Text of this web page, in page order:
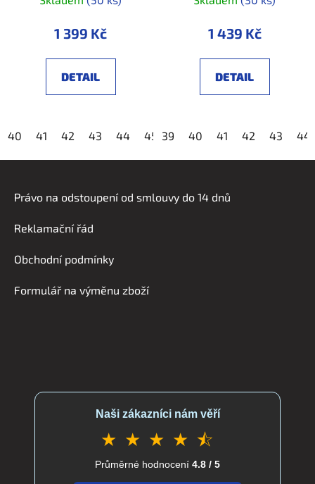
1 399 Kč
DETAIL
40 41 42 43 44 45 46 47 48
1 439 Kč
DETAIL
39 40 41 42 43 44
Právo na odstoupení od smlouvy do 14 dnů
Reklamační řád
Obchodní podmínky
Formulář na výměnu zboží
Naši zákazníci nám věří
★ ★ ★ ★ ⯪
Průměrné hodnocení 4.8 / 5